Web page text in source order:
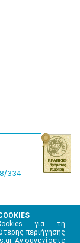
για τη
περιήγησης
Αν συνεχίσετε
334